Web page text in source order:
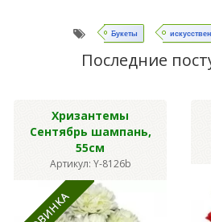
Букеты
Последние
Хризантемы
Сентябрь шампань,
55см
Артикул: Y-8126b